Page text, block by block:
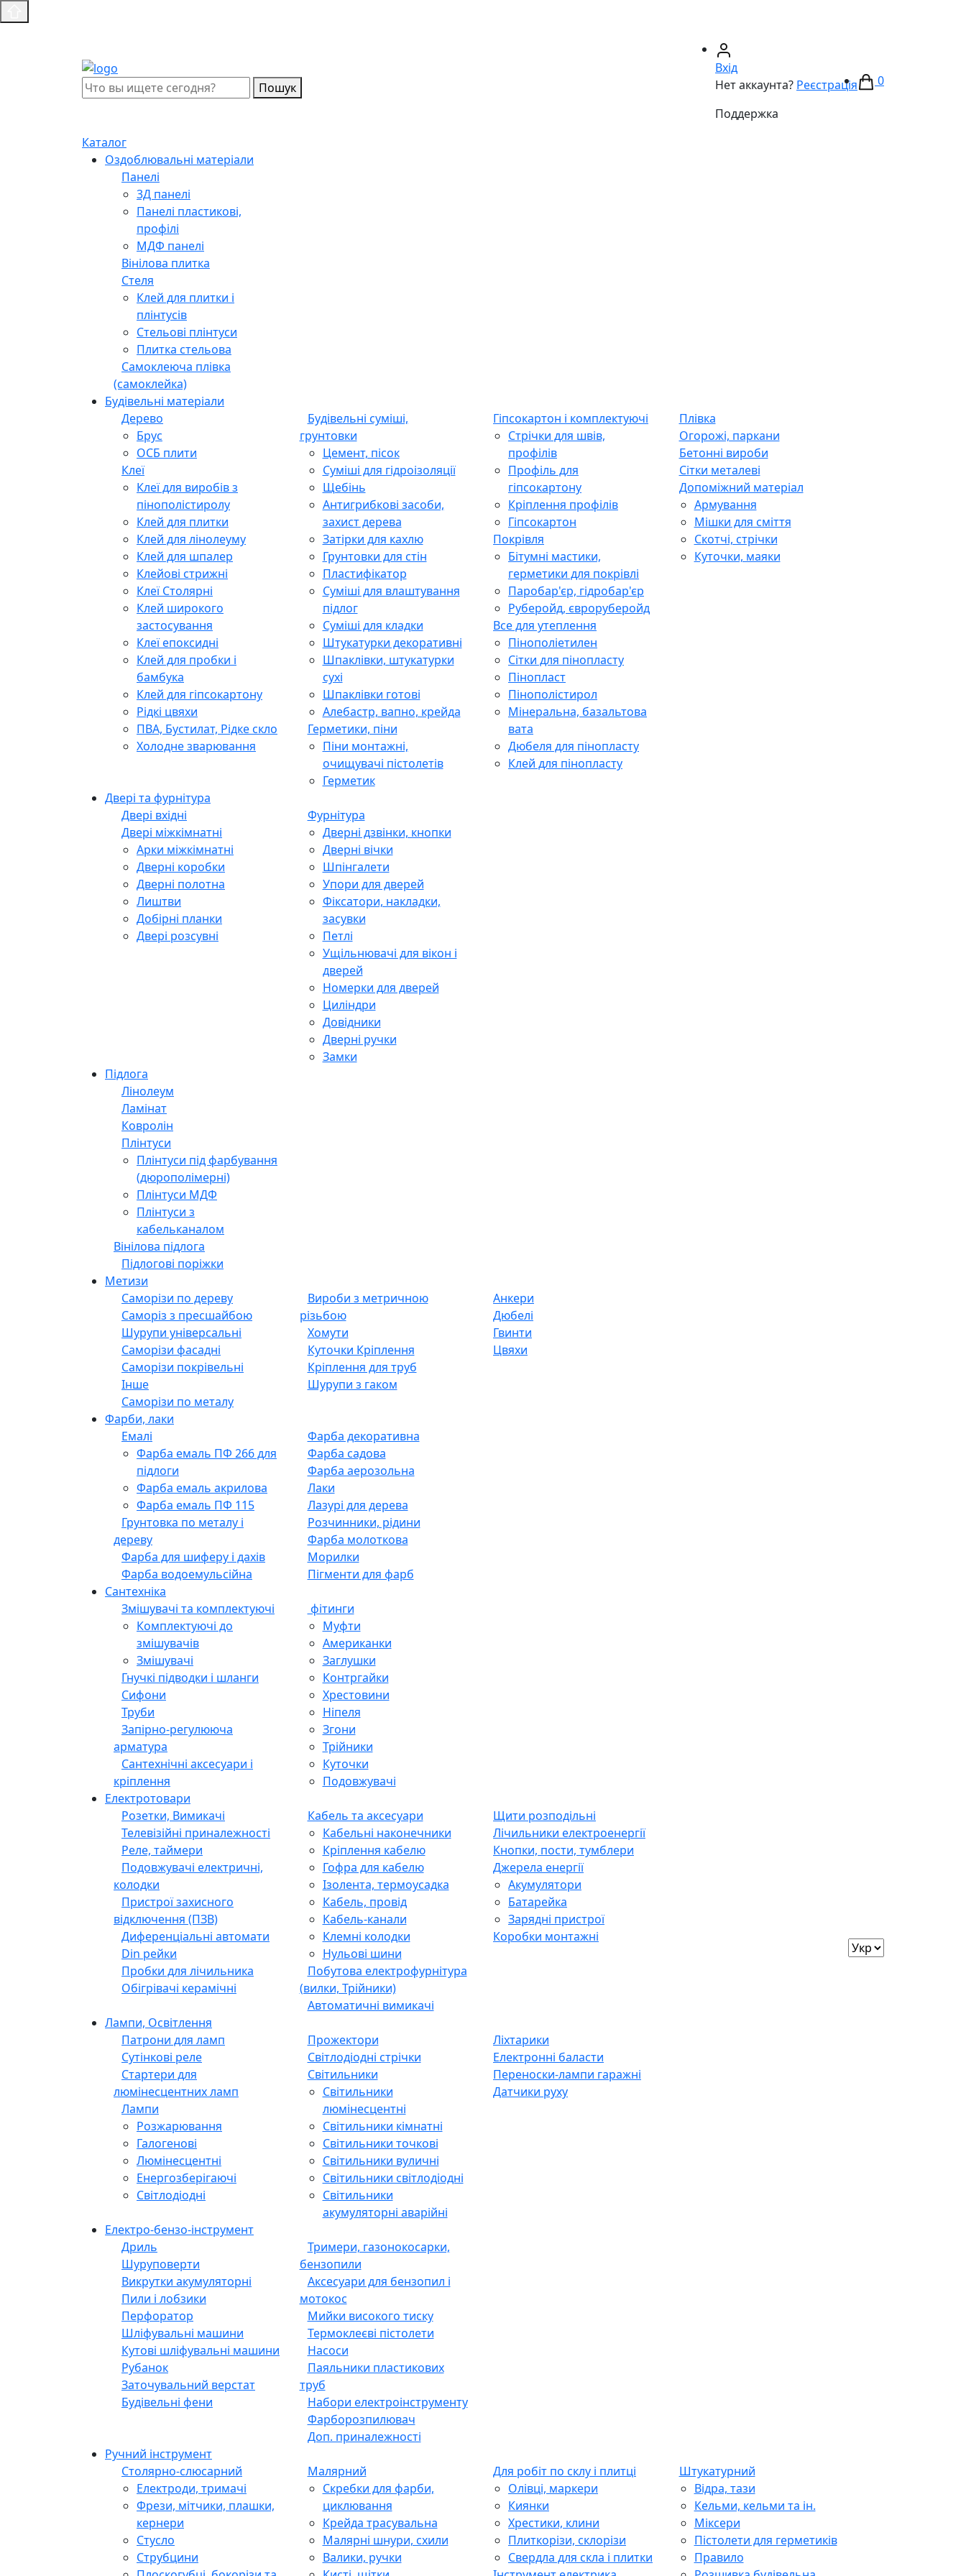
Пошук
Вхід
Нет аккаунта? Реєстрація
Поддержка
0
Каталог
Оздоблювальні матеріали
Панелі
3Д панелі
Панелі пластикові,
профілі
МДФ панелі
Вінілова плитка
Стеля
Клей для плитки і
плінтусів
Стельові плінтуси
Плитка стельова
Самоклеюча плівка
(самоклейка)
Будівельні матеріали
Дерево
Брус
ОСБ плити
Клеї
Клеї для виробів з
пінополістиролу
Клей для плитки
Клей для лінолеуму
Клей для шпалер
Клейові стрижні
Клеї Столярні
Клей широкого
застосування
Клеї епоксидні
Клей для пробки і
бамбука
Клей для гіпсокартону
Рідкі цвяхи
ПВА, Бустилат, Рідке скло
Холодне зварювання
Будівельні суміші,
грунтовки
Цемент, пісок
Суміші для гідроізоляції
Щебінь
Антигрибкові засоби,
захист дерева
Затірки для кахлю
Грунтовки для стін
Пластифікатор
Суміші для влаштування
підлог
Суміші для кладки
Штукатурки декоративні
Шпаклівки, штукатурки
сухі
Шпаклівки готові
Алебастр, вапно, крейда
Герметики, піни
Піни монтажні,
очищувачі пістолетів
Герметик
Гіпсокартон і комплектуючі
Стрічки для швів,
профілів
Профіль для
гіпсокартону
Кріплення профілів
Гіпсокартон
Покрівля
Бітумні мастики,
герметики для покрівлі
Паробар'єр, гідробар'єр
Руберойд, євроруберойд
Все для утеплення
Пінополіетилен
Сітки для пінопласту
Пінопласт
Пінополістирол
Мінеральна, базальтова
вата
Дюбеля для пінопласту
Клей для пінопласту
Плівка
Огорожі, паркани
Бетонні вироби
Сітки металеві
Допоміжний матеріал
Армування
Мішки для сміття
Скотчі, стрічки
Куточки, маяки
Двері та фурнітура
Двері вхідні
Двері міжкімнатні
Арки міжкімнатні
Дверні коробки
Дверні полотна
Лиштви
Добірні планки
Двері розсувні
Фурнітура
Дверні дзвінки, кнопки
Дверні вічки
Шпінгалети
Упори для дверей
Фіксатори, накладки,
засувки
Петлі
Ущільнювачі для вікон і
дверей
Номерки для дверей
Циліндри
Довідники
Дверні ручки
Замки
Підлога
Лінолеум
Ламінат
Ковролін
Плінтуси
Плінтуси під фарбування
(дюрополімерні)
Плінтуси МДФ
Плінтуси з
кабельканалом
Вінілова підлога
Підлогові поріжки
Метизи
Саморізи по дереву
Саморіз з пресшайбою
Шурупи універсальні
Саморізи фасадні
Саморізи покрівельні
Інше
Саморізи по металу
Вироби з метричною
різьбою
Хомути
Куточки Кріплення
Кріплення для труб
Шурупи з гаком
Анкери
Дюбелі
Гвинти
Цвяхи
Фарби, лаки
Емалі
Фарба емаль ПФ 266 для
підлоги
Фарба емаль акрилова
Фарба емаль ПФ 115
Грунтовка по металу і
дереву
Фарба для шиферу і дахів
Фарба водоемульсійна
Фарба декоративна
Фарба садова
Фарба аерозольна
Лаки
Лазурі для дерева
Розчинники, рідини
Фарба молоткова
Морилки
Пігменти для фарб
Сантехніка
Змішувачі та комплектуючі
Комплектуючі до
змішувачів
Змішувачі
Гнучкі підводки і шланги
Сифони
Труби
Запірно-регулююча
арматура
Сантехнічні аксесуари і
кріплення
фітинги
Муфти
Американки
Заглушки
Контргайки
Хрестовини
Ніпеля
Згони
Трійники
Куточки
Подовжувачі
Електротовари
Розетки, Вимикачі
Телевізійні приналежності
Реле, таймери
Подовжувачі електричні,
колодки
Пристрої захисного
відключення (ПЗВ)
Диференціальні автомати
Din рейки
Пробки для лічильника
Обігрівачі керамічні
Кабель та аксесуари
Кабельні наконечники
Кріплення кабелю
Гофра для кабелю
Ізолента, термоусадка
Кабель, провід
Кабель-канали
Клемні колодки
Нульові шини
Побутова електрофурнітура
(вилки, Трійники)
Автоматичні вимикачі
Щити розподільні
Лічильники електроенергії
Кнопки, пости, тумблери
Джерела енергії
Акумулятори
Батарейка
Зарядні пристрої
Коробки монтажні
Лампи, Освітлення
Патрони для ламп
Сутінкові реле
Стартери для
люмінесцентних ламп
Лампи
Розжарювання
Галогенові
Люмінесцентні
Енергозберігаючі
Світлодіодні
Прожектори
Світлодіодні стрічки
Світильники
Світильники
люмінесцентні
Світильники кімнатні
Світильники точкові
Світильники вуличні
Світильники світлодіодні
Світильники
акумуляторні аварійні
Ліхтарики
Електронні баласти
Переноски-лампи гаражні
Датчики руху
Електро-бензо-інструмент
Дриль
Шуруповерти
Викрутки акумуляторні
Пили і лобзики
Перфоратор
Шліфувальні машини
Кутові шліфувальні машини
Рубанок
Заточувальний верстат
Будівельні фени
Тримери, газонокосарки,
бензопили
Аксесуари для бензопил і
мотокос
Мийки високого тиску
Термоклеєві пістолети
Насоси
Паяльники пластикових
труб
Набори електроінструменту
Фарборозпилювач
Доп. приналежності
Ручний інструмент
Столярно-слюсарний
Електроди, тримачі
Фрези, мітчики, плашки,
кернери
Стусло
Струбцини
Малярний
Скребки для фарби,
циклювання
Крейда трасувальна
Малярні шнури, схили
Валики, ручки
Для робіт по склу і плитці
Олівці, маркери
Киянки
Хрестики, клини
Плиткорізи, склорізи
Свердла для скла і плитки
Штукатурний
Відра, тази
Кельми, кельми та ін.
Міксери
Пістолети для герметиків
Правило